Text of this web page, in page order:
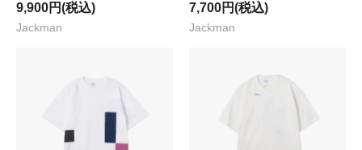
9,900円(税込)
Jackman
7,700円(税込)
Jackman